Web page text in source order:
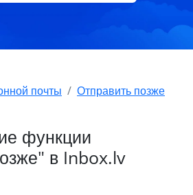
почты
Отправить позже
функции
в Inbox.lv